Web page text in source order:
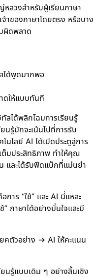
ลวงสำหรับผู้เรียนภาษา
จ้าของภาษาโดยตรง หรือบาง
ผิดพลาด
ได้พูดมากพอ
ดให้แบบทันที
ได้พลิกโฉมการเรียนรู้
นรู้มักจะเน้นไปที่การรับ
โลยี AI ได้เปิดประตูสู่การ
มประสิทธิภาพ ทำให้คุณ
และได้รับฟีดแบ็กที่แม่นยำ
การ “ใช้” และ AI นี่แหละ
ภาษาได้อย่างมั่นใจและมี
ตัวอย่าง -> AI ให้คะแนน
นรู้แบบเดิม ๆ อย่างสิ้นเชิง